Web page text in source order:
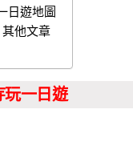
日遊地圖
他文章
玩一日遊